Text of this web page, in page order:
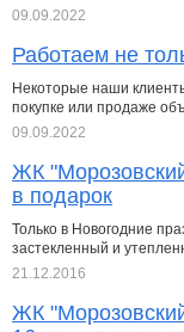
09.09.2022
Работаем не
Некоторые наши
покупке или продаже
09.09.2022
ЖК
в подарок
Только в Новогодние
застекленный и
21.12.2016
ЖК